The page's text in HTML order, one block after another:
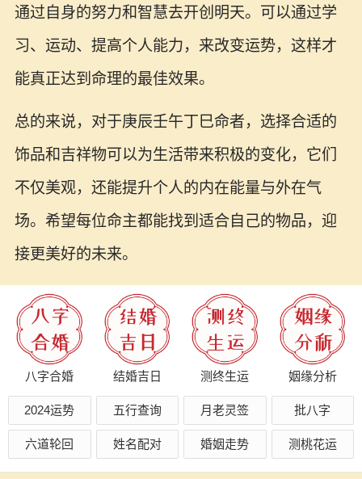
通过自身的努力和智慧去开创明天。可以通过学
习、运动、提高个人能力，来改变运势，这样才
能真正达到命理的最佳效果。
总的来说，对于庚辰壬午丁巳命者，选择合适的
饰品和吉祥物可以为生活带来积极的变化，它们
不仅美观，还能提升个人的内在能量与外在气
场。希望每位命主都能找到适合自己的物品，迎
接更美好的未来。
八字合婚 结婚吉日 测终生运 姻缘分析
2024运势 五行查询 月老灵签 批八字
六道轮回 姓名配对 婚姻走势 测桃花运